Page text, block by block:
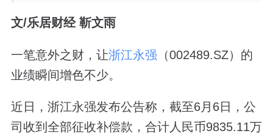
文/乐居财经 靳文雨
一笔意外之财，让浙江永强 （002489.SZ）的
业绩瞬间增色不少。
近日，浙江永强发布公告称，截至6月6日，公
司收到全部征收补偿款，合计人民币9835.11万